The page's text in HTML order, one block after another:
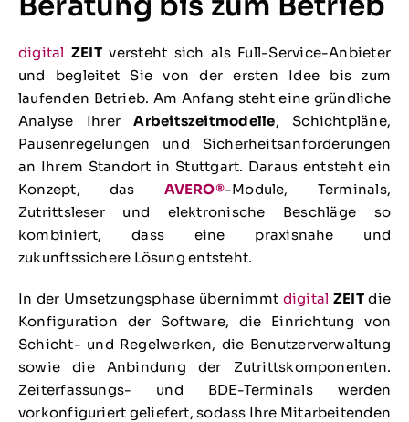
digital ZEITversteht sich als Full-Service-Anbieter
und begleitet Sie von der ersten Idee bis zum
laufenden Betrieb. Am Anfang steht eine gründliche
Analyse IhrerArbeitszeitmodelle, Schichtpläne,
Pausenregelungen und Sicherheitsanforderungen
an Ihrem Standort in Stuttgart. Daraus entsteht ein
Konzept, das AVERO®-Module, Terminals,
Zutrittsleser und elektronische Beschläge so
kombiniert, dass eine praxisnahe und
zukunftssichere Lösung entsteht.
In der Umsetzungsphase übernimmt digital ZEITdie
Konfiguration der Software, die Einrichtung von
Schicht- und Regelwerken, die Benutzerverwaltung
sowie die Anbindung der Zutrittskomponenten.
Zeiterfassungs- und BDE-Terminals werden
vorkonfiguriert geliefert, sodass Ihre Mitarbeitenden